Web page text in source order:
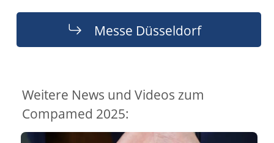
Messe Düsseldorf
Weitere News und Videos zum
Compamed 2025: